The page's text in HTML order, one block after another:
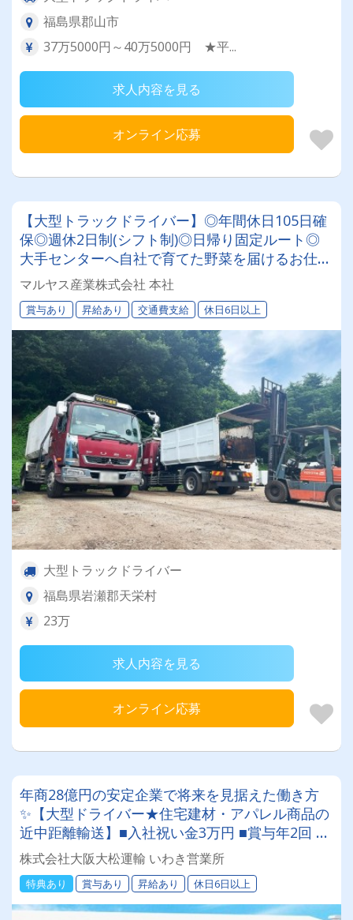
福島県郡山市
37万5000円～40万5000円 ★平...
求人内容を見る
オンライン応募
【大型トラックドライバー】◎年間休日105日確
保◎週休2日制(シフト制)◎日帰り固定ルート◎
大手センターへ自社で育てた野菜を届けるお仕
事！☆堆肥づくり、収穫体験作業もあります☆
マルヤス産業株式会社 本社
賞与あり 昇給あり 交通費支給 休日6日以上
大型トラックドライバー
福島県岩瀬郡天栄村
23万
求人内容を見る
オンライン応募
年商28億円の安定企業で将来を見据えた働き方
✨【大型ドライバー★住宅建材・アパレル商品の
近中距離輸送】■入社祝い金3万円 ■賞与年2回 ■
昇給 ■未経験活躍【週休2日制】【資格取得制
度】【日勤】安定した収入・環境を求める方にピ
ッタリな職場です☆彡
株式会社大阪大松運輸 いわき営業所
特典あり 賞与あり 昇給あり 休日6日以上